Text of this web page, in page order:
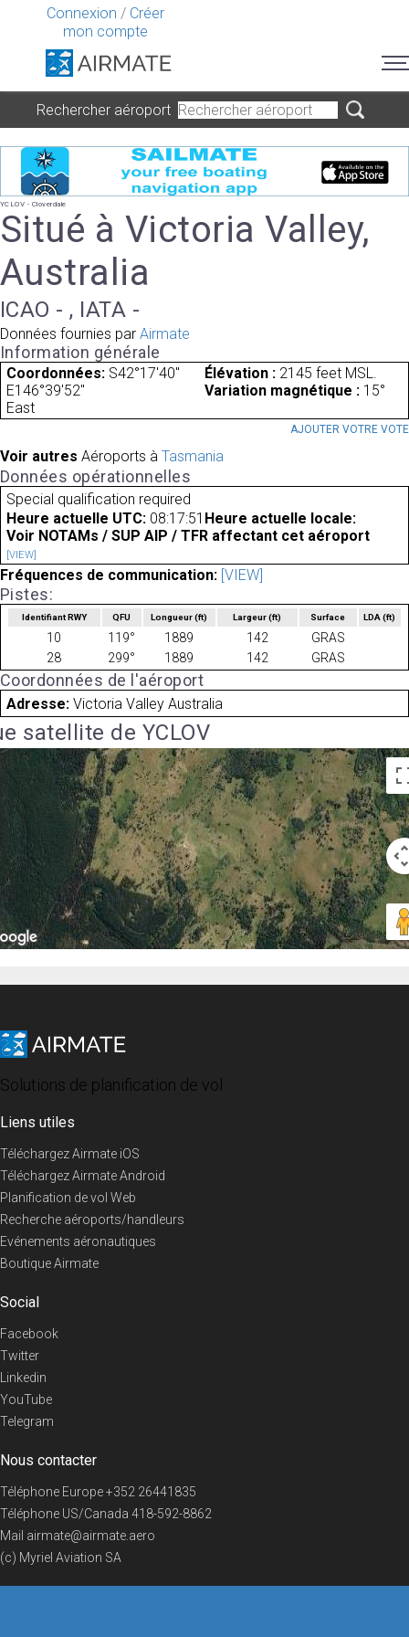
Connexion / Créer
mon compte
Rechercher aéroport
YCLOV - Cloverdale
Situé à Victoria Valley,
Australia
ICAO - , IATA -
Données fournies par Airmate
Information générale
Coordonnées: S42°17'40"
E146°39'52"
Élévation : 2145 feet MSL.
Variation magnétique : 15°
East
AJOUTER VOTRE VOTE
Voir autres Aéroports à Tasmania
Données opérationnelles
Special qualification required
Heure actuelle UTC: 08:17:51 Heure actuelle locale:
Voir NOTAMs / SUP AIP / TFR affectant cet aéroport
[VIEW]
Fréquences de communication: [VIEW]
Pistes:
Identifiant RWY QFU Longueur(ft) Largeur(ft) Surface LDA(ft)
10 119° 1889 142
GRAS
28
299° 1889 142 GRAS
Coordonnées de l'aéroport
Adresse: Victoria Valley Australia
satellite de YCLOV
Solutions de planification de vol
Liens utiles
Téléchargez Airmate iOS
Téléchargez Airmate Android
Planification de vol Web
Recherche aéroports/handleurs
Evénements aéronautiques
Boutique Airmate
Social
Facebook
Twitter
Linkedin
YouTube
Telegram
Nous contacter
Téléphone Europe+352 26441835
Téléphone US/Canada 418-592-8862
Mail airmate@airmate.aero
(c) Myriel Aviation SA